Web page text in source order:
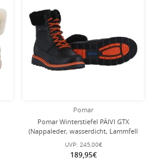
Pomar
Pomar Winterstiefel PÄIVI GTX
(Nappaleder, wasserdicht, Lammfell
gefüttert) schwarz/orange Damen
UVP: 245,00€
189,95€